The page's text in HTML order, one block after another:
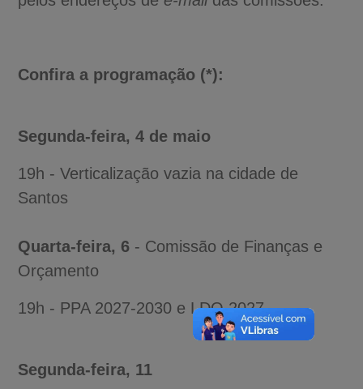
Confira a programação (*):
Segunda-feira, 4 de maio
19h - Verticalização vazia na cidade de
Santos
Quarta-feira, 6 - Comissão de Finanças e
Orçamento
19h - PPA 2027-2030 e LDO 2027
Segunda-feira, 11